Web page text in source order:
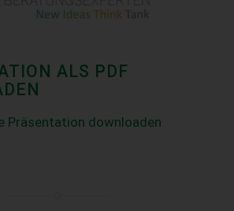
ALS PDF
Präsentation downloaden